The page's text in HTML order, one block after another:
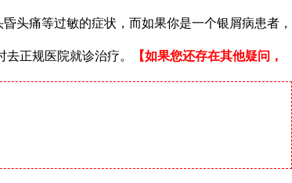
头痛等过敏的症状，而如果你是一个银屑病患者，
正规医院就诊治疗。
【如果您还存在其他疑问，